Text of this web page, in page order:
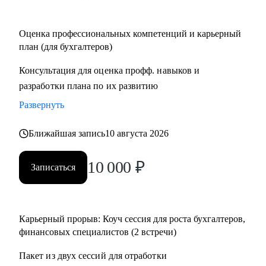
• Финансовым директорам, желающим выйти на
• Бухгалтерам, которые хотят вырасти до главбуха.
• Главным бухгалтерам, которые "засиделись на одном
месте".
налоговым консультантам.
Оценка профессиональных компетенций и карьерный
план (для бухгалтеров)
Консультация для оценка профф. навыков и
разработки плана по их развитию
Развернуть
Ближайшая запись10 августа 2026
Записаться 10 000 ₽
Карьерный прорыв: Коуч сессия для роста бухгалтеров,
финансовых специалистов (2 встречи)
Пакет из двух сессий для отработки